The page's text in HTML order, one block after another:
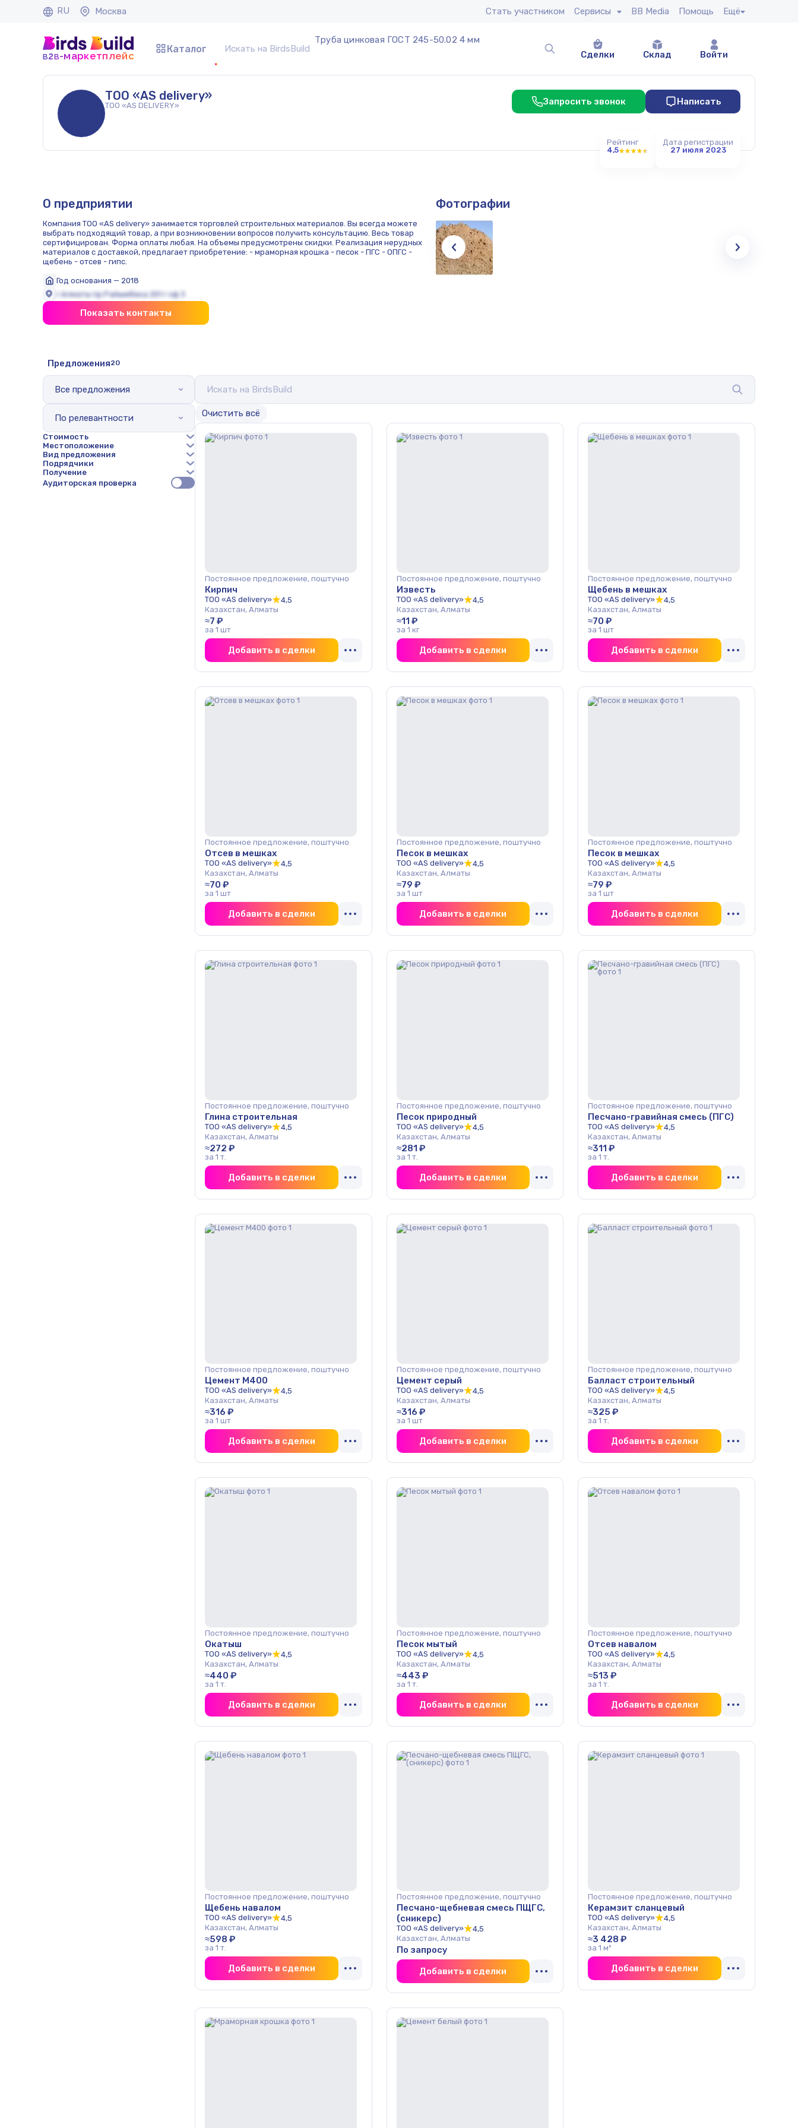
RU Москва Стать участником Сервисы BB Media Помощь Ещё
b2b-маркетплейс
Каталог
Труба цинковая ГОСТ 245-50.02 4 мм
Сделки
Склад Войти
ТОО «AS delivery»
ТОО «AS DELIVERY» Запросить звонок Написать
Рейтинг
4,5
Дата регистрации
27 июля 2023
О предприятии
Компания ТОО «AS delivery» занимается торговлей строительных материалов. Вы всегда можете
выбрать подходящий товар, а при возникновении вопросов получить консультацию. Весь товар
сертифицирован. Форма оплаты любая. На объемы предусмотрены скидки. Реализация нерудных
материалов с доставкой, предлагает приобретение: - мраморная крошка - песок - ПГС - ОПГС -
щебень - отсев - гипс.
Год основания — 2018
г.Алматы пр.Райымбека 251 г оф 3
Показать контакты
Фотографии
Предложения20
Все предложения
По релевантности
Стоимость
Местоположение
Вид предложения
Подрядчики
Получение
Аудиторская проверка
Oчистить всё
Постоянное предложение, поштучно
Кирпич
ТОО «AS delivery»
4,5
Казахстан, Алматы
≈7 ₽
за 1 шт
Добавить в сделки
Постоянное предложение, поштучно
Известь
ТОО «AS delivery»
4,5
Казахстан, Алматы
≈11 ₽
за 1 кг
Добавить в сделки
Постоянное предложение, поштучно
Щебень в мешках
ТОО «AS delivery»
4,5
Казахстан, Алматы
≈70 ₽
за 1 шт
Добавить в сделки
Постоянное предложение, поштучно
Отсев в мешках
ТОО «AS delivery»
4,5
Казахстан, Алматы
≈70 ₽
за 1 шт
Добавить в сделки
Постоянное предложение, поштучно
Песок в мешках
ТОО «AS delivery»
4,5
Казахстан, Алматы
≈79 ₽
за 1 шт
Добавить в сделки
Постоянное предложение, поштучно
Песок в мешках
ТОО «AS delivery»
4,5
Казахстан, Алматы
≈79 ₽
за 1 шт
Добавить в сделки
Постоянное предложение, поштучно
Глина строительная
ТОО «AS delivery»
4,5
Казахстан, Алматы
≈272 ₽
за 1 т.
Добавить в сделки
Постоянное предложение, поштучно
Песок природный
ТОО «AS delivery»
4,5
Казахстан, Алматы
≈281 ₽
за 1 т.
Добавить в сделки
Постоянное предложение, поштучно
Песчано-гравийная смесь (ПГС)
ТОО «AS delivery»
4,5
Казахстан, Алматы
≈311 ₽
за 1 т.
Добавить в сделки
Постоянное предложение, поштучно
Цемент М400
ТОО «AS delivery»
4,5
Казахстан, Алматы
≈316 ₽
за 1 шт
Добавить в сделки
Постоянное предложение, поштучно
Цемент серый
ТОО «AS delivery»
4,5
Казахстан, Алматы
≈316 ₽
за 1 шт
Добавить в сделки
Постоянное предложение, поштучно
Балласт строительный
ТОО «AS delivery»
4,5
Казахстан, Алматы
≈325 ₽
за 1 т.
Добавить в сделки
Постоянное предложение, поштучно
Окатыш
ТОО «AS delivery»
4,5
Казахстан, Алматы
≈440 ₽
за 1 т.
Добавить в сделки
Постоянное предложение, поштучно
Песок мытый
ТОО «AS delivery»
4,5
Казахстан, Алматы
≈443 ₽
за 1 т.
Добавить в сделки
Постоянное предложение, поштучно
Отсев навалом
ТОО «AS delivery»
4,5
Казахстан, Алматы
≈513 ₽
за 1 т.
Добавить в сделки
Постоянное предложение, поштучно
Щебень навалом
ТОО «AS delivery»
4,5
Казахстан, Алматы
≈598 ₽
за 1 т.
Добавить в сделки
Постоянное предложение, поштучно
Песчано-щебневая смесь ПЩГС,
(сникерс)
ТОО «AS delivery»
4,5
Казахстан, Алматы
По запросу
Добавить в сделки
Постоянное предложение, поштучно
Керамзит сланцевый
ТОО «AS delivery»
4,5
Казахстан, Алматы
≈3 428 ₽
за 1 м³
Добавить в сделки